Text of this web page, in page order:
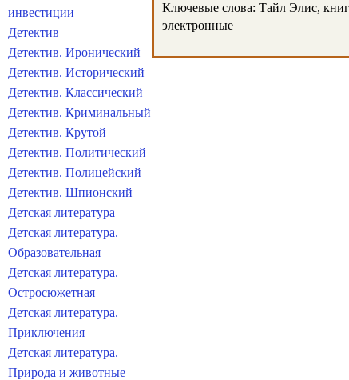
Ключевые слова: Тайл Элис,
электронные
инвестиции
Детектив
Детектив. Иронический
Детектив. Исторический
Детектив. Классический
Детектив. Криминальный
Детектив. Крутой
Детектив. Политический
Детектив. Полицейский
Детектив. Шпионский
Детская литература
Детская литература.
Образовательная
Детская литература.
Остросюжетная
Детская литература.
Приключения
Детская литература.
Природа и животные